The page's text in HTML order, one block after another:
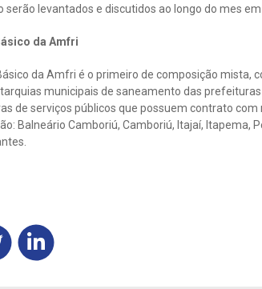
levantados e discutidos ao longo do mes em
da Amfri
da Amfri é o primeiro de composição mista,
municipais de saneamento das
de serviços públicos que possuem contrato com
Balneário Camboriú, Camboriú, Itajaí, Itapema,